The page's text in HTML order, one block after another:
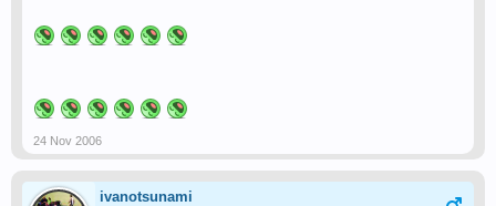
24 Nov 2006
ivanotsunami